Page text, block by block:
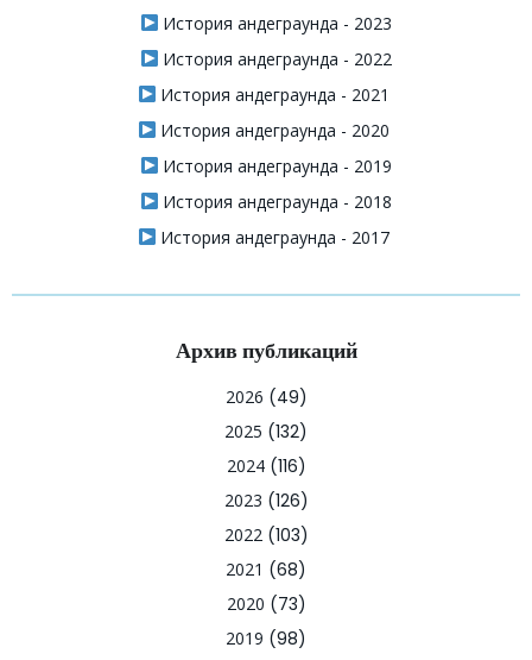
История андеграунда - 2023
История андеграунда - 2022
История андеграунда - 2021
История андеграунда - 2020
История андеграунда - 2019
История андеграунда - 2018
История андеграунда - 2017
Архив публикаций
2026 (49)
2025 (132)
2024(116)
2023 (126)
2022(103)
2021 (68)
2020 (73)
2019 (98)